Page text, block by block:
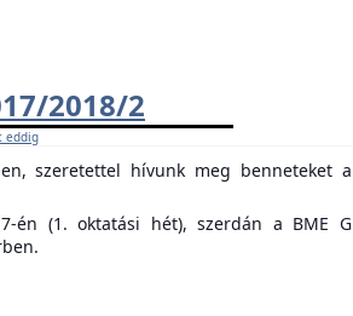
2018/2
eddig
szeretettel hívunk meg benneteket a
én (1. oktatási hét), szerdán a BME G